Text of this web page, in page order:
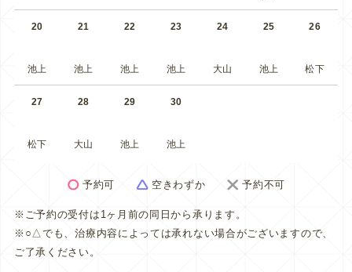
20
池上
21
池上
22
池上
23
池上
24
大山
25
池上
26
松下
27
松下
28
大山
29
池上
30
池上
予約可 空きわずか 予約不可
※ご予約の受付は1ヶ月前の同日から承ります。
※○△でも、治療内容によっては承れない場合がございますので、
ご了承ください。